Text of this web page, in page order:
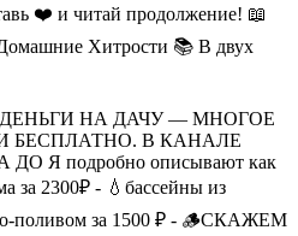
❤️ и читай продолжение! 📖
Хитрости 📚 В двух
ДЕНЬГИ НА ДАЧУ — МНОГОЕ
БЕСПЛАТНО. В КАНАЛЕ
Я подробно описывают как
за 2300₽ - 💧бассейны из
поливом за 1500 ₽ - 🪵СКАЖЕМ